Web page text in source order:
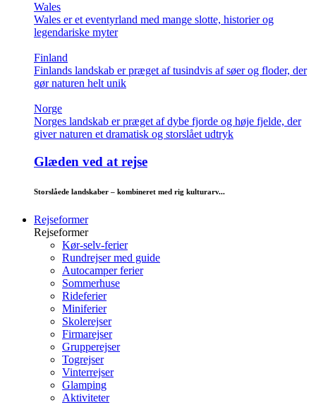
Wales
Wales er et eventyrland med mange slotte, historier og
legendariske myter
Finland
Finlands landskab er præget af tusindvis af søer og floder, der
gør naturen helt unik
Norge
Norges landskab er præget af dybe fjorde og høje fjelde, der
giver naturen et dramatisk og storslået udtryk
Glæden ved at rejse
Storslåede landskaber – kombineret med rig kulturarv...
Rejseformer
Rejseformer
Kør-selv-ferier
Rundrejser med guide
Autocamper ferier
Sommerhuse
Rideferier
Miniferier
Skolerejser
Firmarejser
Grupperejser
Togrejser
Vinterrejser
Glamping
Aktiviteter